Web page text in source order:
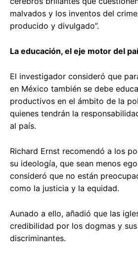
malvados y los inventos del
producido y divulgado”.
La educación, el eje motor del
El investigador consideró que
en México también se debe
productivos en el ámbito de la
quienes tendrán la
al país.
Richard Ernst recomendó a los
su ideología, que sean menos
consideró que no están
como la justicia y la equidad.
Aunado a ello, añadió que las
credibilidad por los dogmas y
discriminantes.